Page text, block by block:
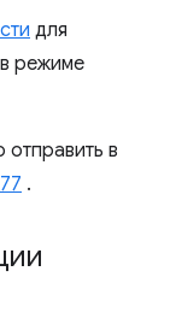
для
режиме
в
.